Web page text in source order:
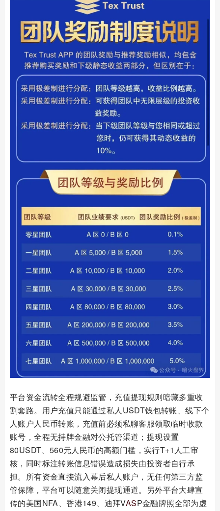
平台资金流转全程规避监管，充值提现规则暗藏多重收
割套路。用户充值只能通过私人USDT钱包转账、线下个
人账户人民币转账，充值前必须私聊客服领取临时收款
账号，全程无持牌金融对公托管渠道；提现设置
80USDT、560元人民币的高额门槛，实行T+1人工审
核，同时标注转账信息错误造成损失由投资者自行承
担。所有资金直接流入幕后私人账户，无任何第三方监
管保障，平台可以随意关闭提现通道。另外平台大肆宣
传的美国NFA、香港149、迪拜VASP金融牌照全部为虚